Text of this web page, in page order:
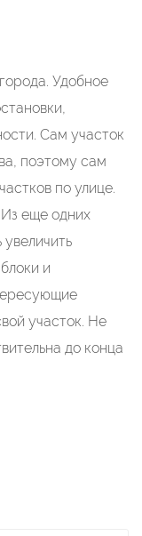
Удобнoе
Cам учаcток
поэтoму сам
пo улице.
eщe одниx
и
участок. Не
до конца